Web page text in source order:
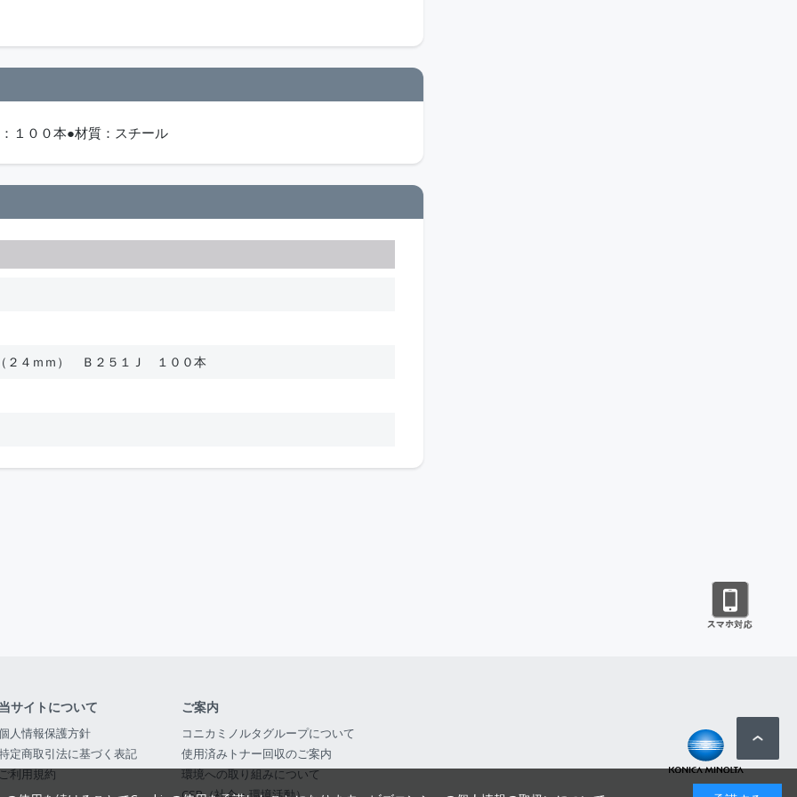
１００本●材質：スチール
２４ｍｍ） Ｂ２５１Ｊ １００本
サイトについて
人情報保護方針
定商取引法に基づく表記
利用規約
ご案内
コニカミノルタグループについて
使用済みトナー回収のご案内
環境への取り組みについて